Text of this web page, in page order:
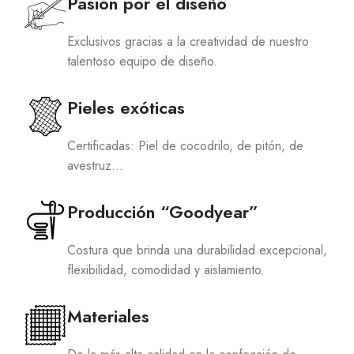
Exclusivos gracias a la creatividad de nuestro
talentoso equipo de diseño.
Pieles exóticas
Certificadas: Piel de cocodrilo, de pitón, de
avestruz…
Producción “Goodyear”
Costura que brinda una durabilidad excepcional,
flexibilidad, comodidad y aislamiento.
Materiales